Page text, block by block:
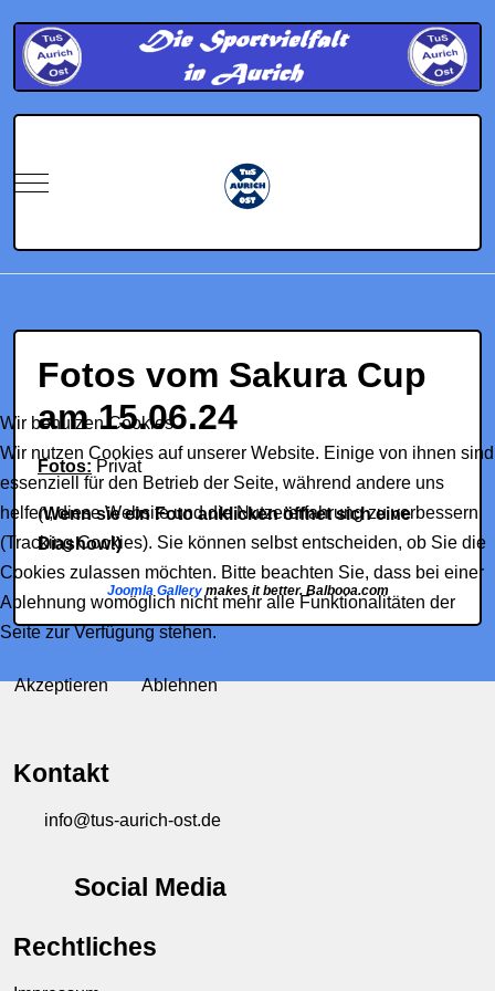
Mobile Menu Toggle
Fotos vom Sakura Cup
am 15.06.24
Fotos: Privat
(Wenn sie ein Foto anklicken öffnet sich eine
Diashow!)
Joomla Gallerymakes it better. Balbooa.com
Kontakt
info@tus-aurich-ost.de
Social Media
Rechtliches
Wir benutzen Cookies
Wir nutzen Cookies auf unserer Website. Einige von ihnen sind
essenziell für den Betrieb der Seite, während andere uns
helfen, diese Website und die Nutzererfahrung zu verbessern
(Tracking Cookies). Sie können selbst entscheiden, ob Sie die
Cookies zulassen möchten. Bitte beachten Sie, dass bei einer
Ablehnung womöglich nicht mehr alle Funktionalitäten der
Seite zur Verfügung stehen.
Akzeptieren Ablehnen